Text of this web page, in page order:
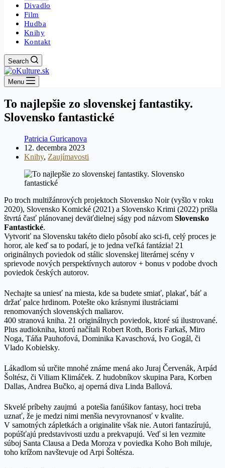
Divadlo
Film
Hudba
Knihy
Kontakt
Search
Menu
To najlepšie zo slovenskej fantastiky.
Slovensko fantastické
Patricia Guricanova
12. decembra 2023
Knihy, Zaujímavosti
Po troch multižánrových projektoch Slovensko Noir (vyšlo v roku
2020), Slovensko Komické (2021) a Slovensko Krimi (2022) prišla
štvrtá časť plánovanej deväťdielnej ságy pod názvom Slovensko
Fantastické.
Vytvoriť na Slovensku takéto dielo pôsobí ako sci-fi, celý proces je
horor, ale keď sa to podarí, je to jedna veľká fantázia! 21
originálnych poviedok od stálic slovenskej literárnej scény v
sprievode nových perspektívnych autorov + bonus v podobe dvoch
poviedok českých autorov.
Nechajte sa uniesť na miesta, kde sa budete smiať, plakať, báť a
držať palce hrdinom. Potešte oko krásnymi ilustráciami
renomovaných slovenských maliarov.
400 stranová kniha. 21 originálnych poviedok, ktoré sú ilustrované.
Plus audiokniha, ktorú načítali Robert Roth, Boris Farkaš, Miro
Noga, Táňa Pauhofová, Dominika Kavaschová, Ivo Gogál, či
Vlado Kobielsky.
Lákadlom sú určite mnohé známe mená ako Juraj Červenák, Arpád
Šoltész, či Viliam Klimáček. Z hudobníkov skupina Para, Korben
Dallas, Andrea Bučko, aj operná diva Linda Ballová.
Skvelé príbehy zaujmú a potešia fanúšikov fantasy, hoci treba
uznať, že je medzi nimi menšia nevyrovnanosť v kvalite.
V samotných zápletkách a originalite však nie. Autori fantazírujú,
popúšťajú predstavivosti uzdu a prekvapujú. Veď si len vezmite
súboj Santa Clausa a Deda Moroza v poviedka Koho Boh miluje,
toho krížom navštevuje od Arpi Šoltésza.